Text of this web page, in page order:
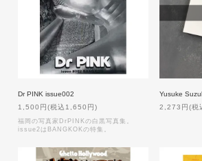
Dr PINK issue002
1,500円(税込1,650円)
福岡の写真家DrPINKの白黒写真集。
issue2はBANGKOKの特集。
2,273円(税